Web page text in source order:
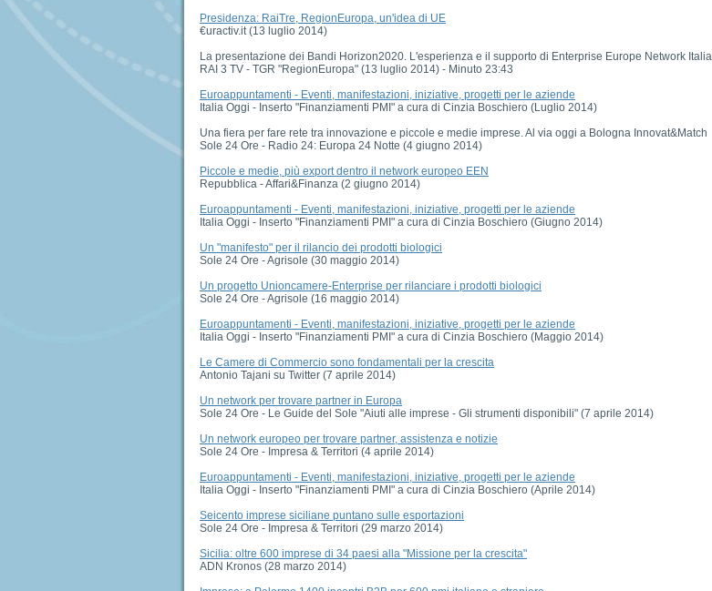
Presidenza: RaiTre, RegionEuropa, un'idea di UE
€uractiv.it (13 luglio 2014)
La presentazione dei Bandi Horizon2020. L'esperienza e il supporto di Enterprise Europe Network Italia
RAI 3 TV - TGR "RegionEuropa" (13 luglio 2014) - Minuto 23:43
Euroappuntamenti - Eventi, manifestazioni, iniziative, progetti per le aziende
Italia Oggi - Inserto "Finanziamenti PMI" a cura di Cinzia Boschiero (Luglio 2014)
Una fiera per fare rete tra innovazione e piccole e medie imprese. Al via oggi a Bologna Innovat&Match
Sole 24 Ore - Radio 24: Europa 24 Notte (4 giugno 2014)
Piccole e medie, più export dentro il network europeo EEN
Repubblica - Affari&Finanza (2 giugno 2014)
Euroappuntamenti - Eventi, manifestazioni, iniziative, progetti per le aziende
Italia Oggi - Inserto "Finanziamenti PMI" a cura di Cinzia Boschiero (Giugno 2014)
Un "manifesto" per il rilancio dei prodotti biologici
Sole 24 Ore - Agrisole (30 maggio 2014)
Un progetto Unioncamere-Enterprise per rilanciare i prodotti biologici
Sole 24 Ore - Agrisole (16 maggio 2014)
Euroappuntamenti - Eventi, manifestazioni, iniziative, progetti per le aziende
Italia Oggi - Inserto "Finanziamenti PMI" a cura di Cinzia Boschiero (Maggio 2014)
Le Camere di Commercio sono fondamentali per la crescita
Antonio Tajani su Twitter (7 aprile 2014)
Un network per trovare partner in Europa
Sole 24 Ore - Le Guide del Sole "Aiuti alle imprese - Gli strumenti disponibili" (7 aprile 2014)
Un network europeo per trovare partner, assistenza e notizie
Sole 24 Ore - Impresa & Territori (4 aprile 2014)
Euroappuntamenti - Eventi, manifestazioni, iniziative, progetti per le aziende
Italia Oggi - Inserto "Finanziamenti PMI" a cura di Cinzia Boschiero (Aprile 2014)
Seicento imprese siciliane puntano sulle esportazioni
Sole 24 Ore - Impresa & Territori (29 marzo 2014)
Sicilia: oltre 600 imprese di 34 paesi alla "Missione per la crescita"
ADN Kronos (28 marzo 2014)